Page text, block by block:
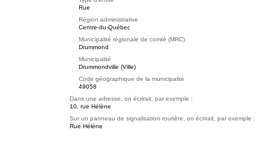
Rue
Région administrative
Centre-du-Québec
Municipalité régionale de comté (MRC)
Drummond
Municipalité
Drummondville (Ville)
Code géographique de la municipalité
49058
Dans une adresse, on écrirait, par exemple :
10, rue Hélène
Sur un panneau de signalisation routière, on écrirait, par exemple :
Rue Hélène